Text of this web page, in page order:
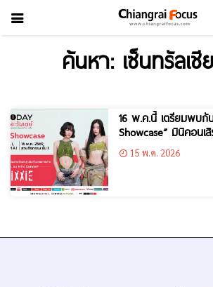
ค้นหา: เซ็นทรัลเชี
16 พ.ค.นี้ เตรียมพบกั
Showcase” มินิคอนเ
จากวง PiXXiE”
15 พ.ค. 2026